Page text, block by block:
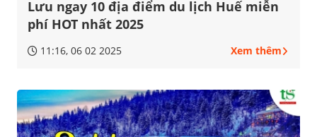
Lưu ngay 10 địa điểm du lịch Huế miễn
phí HOT nhất 2025
11:16, 06 02 2025 Xem thêm